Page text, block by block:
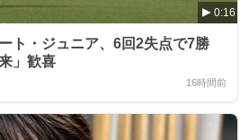
0:16
ト・ジュニア、6回2失点で7勝
」歓喜
16時間前